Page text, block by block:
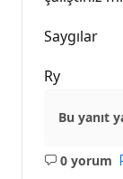
Saygılar
Ry
Bu yanıt
0 yorum